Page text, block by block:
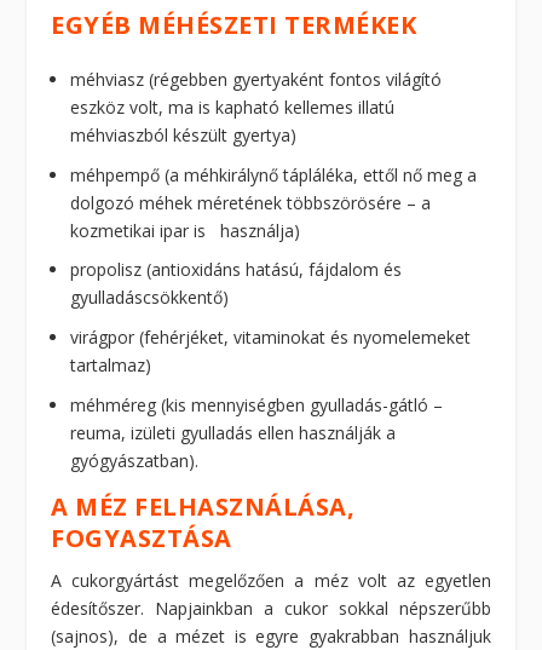
EGYÉB MÉHÉSZETI TERMÉKEK
méhviasz (régebben gyertyaként fontos világító
eszköz volt, ma is kapható kellemes illatú
méhviaszból készült gyertya)
méhpempő (a méhkirálynő tápláléka, ettől nő meg a
dolgozó méhek méretének többszörösére – a
kozmetikai ipar is használja)
propolisz (antioxidáns hatású, fájdalom és
gyulladáscsökkentő)
virágpor (fehérjéket, vitaminokat és nyomelemeket
tartalmaz)
méhméreg (kis mennyiségben gyulladás-gátló –
reuma, izületi gyulladás ellen használják a
gyógyászatban).
A MÉZ FELHASZNÁLÁSA,
FOGYASZTÁSA
A cukorgyártást megelőzően a méz volt az egyetlen
édesítőszer. Napjainkban a cukor sokkal népszerűbb
(sajnos), de a mézet is egyre gyakrabban használjuk